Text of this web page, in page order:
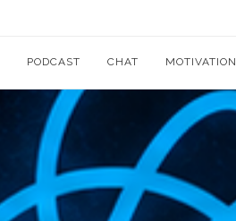
PODCAST CHAT MOTIVATION